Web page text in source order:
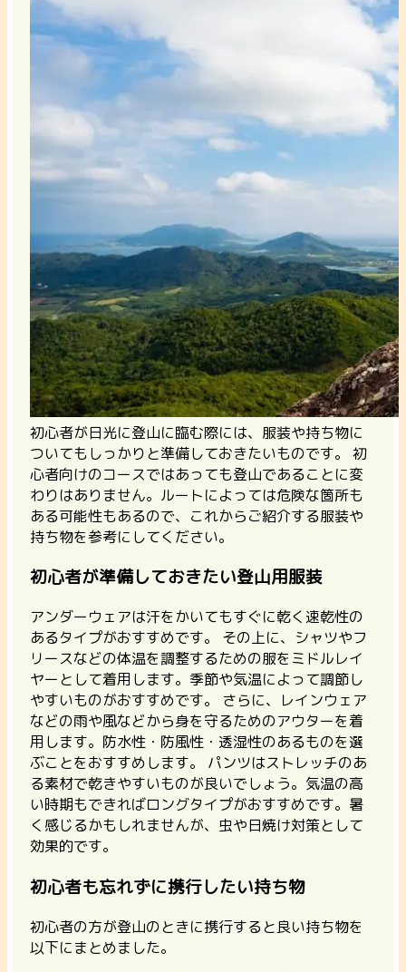
初心者が日光に登山に臨む際には、服装や持ち物に
ついてもしっかりと準備しておきたいものです。 初
心者向けのコースではあっても登山であることに変
わりはありません。ルートによっては危険な箇所も
ある可能性もあるので、これからご紹介する服装や
持ち物を参考にしてください。
初心者が準備しておきたい登山用服装
アンダーウェアは汗をかいてもすぐに乾く速乾性の
あるタイプがおすすめです。 その上に、 シャツやフ
リースなどの体温を調整するための服をミドルレイ
ヤーとして着用します。季節や気温によって調節し
やすいものがおすすめです。
さらに、レインウェア
などの雨や風などから身を守るためのアウターを着
用します。防水性・防風性・透湿性のあるものを選
ぶことをおすすめします。 パンツはストレッチのあ
る素材で乾きやすいものが良いでしょう。気温の高
い時期もできればロングタイプがおすすめです。暑
く感じるかもしれませんが、虫や日焼け対策として
効果的です。
初心者も忘れずに携行したい持ち物
初心者の方が登山のときに携行すると良い持ち物を
以下にまとめました。